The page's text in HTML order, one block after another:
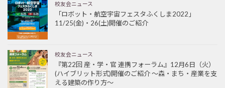
校友会ニュース
「ロボット・航空宇宙フェスタふくしま2022」
11/25(金)・26(土)開催のご紹介
校友会ニュース
『第22回 産・学・官 連携フォーラム』12月6日（火）
(ハイブリット形式)開催のご紹介 ～森・まち・産業を支
える建築の作り方～